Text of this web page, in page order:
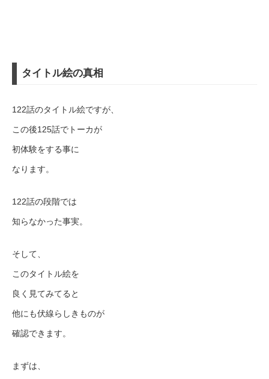
タイトル絵の真相
122話のタイトル絵ですが、
この後125話でトーカが
初体験をする事に
なります。
122話の段階では
知らなかった事実。
そして、
このタイトル絵を
良く見てみてると
他にも伏線らしきものが
確認できます。
まずは、